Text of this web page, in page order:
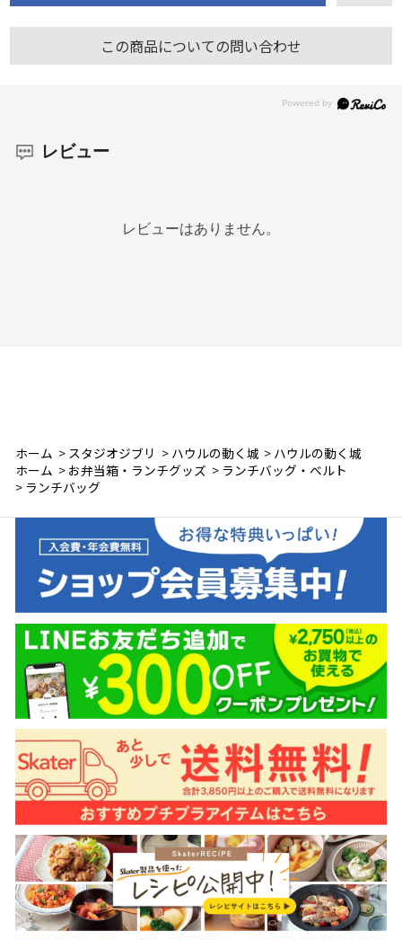
この商品についての問い合わせ
レビュー
レビューはありません。
ホーム > スタジオジブリ > ハウルの動く城 > ハウルの動く城
ホーム > お弁当箱・ランチグッズ > ランチバッグ・ベルト
> ランチバッグ